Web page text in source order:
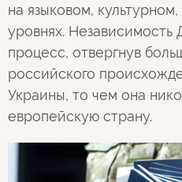
на языковом,
уровнях. Независимость
процесс, отвергнув
российского
Украины, то чем она
европейскую страну.